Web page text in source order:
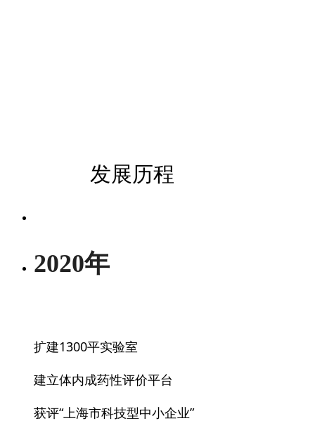
发展历程
2020年
扩建1300平实验室
建立体内成药性评价平台
获评“上海市科技型中小企业”